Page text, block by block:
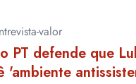
PT defende que
'ambiente